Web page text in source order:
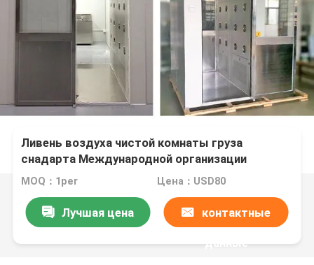
Ливень воздуха чистой комнаты груза
снадарта Международной организации
стандартизации Harmaceutical с подгонянным
уникальным стилем
MOQ：1per Цена：USD80
Лучшая цена контактные
данные